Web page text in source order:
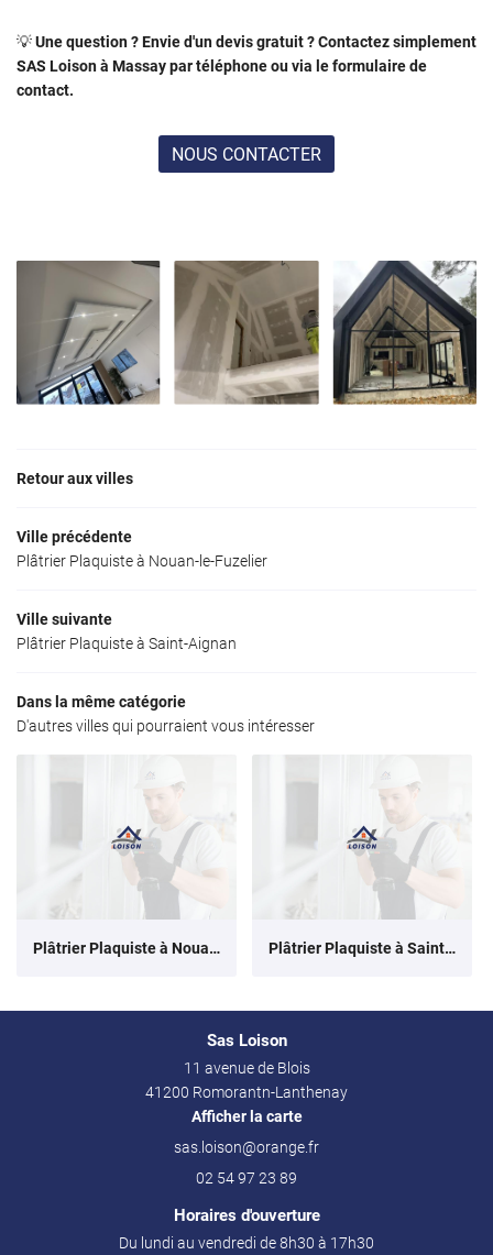
💡Une question ? Envie d'un devis gratuit ? Contactez simplement
SAS Loison à Massay par téléphone ou via le formulaire de
contact.
NOUS CONTACTER
Retour aux villes
Ville précédente
Plâtrier Plaquiste à Nouan-le-Fuzelier
Ville suivante
Plâtrier Plaquiste à Saint-Aignan
Dans la même catégorie
D'autres villes qui pourraient vous intéresser
Plâtrier Plaquiste à Nouan-le-Fuzelier Plâtrier Plaquiste à Saint-Romain-sur-Cher
Sas Loison
11 avenue de Blois
41200 Romorantn-Lanthenay
Afficher la carte
02 54 97 23 89
Horaires d'ouverture
Du lundi au vendredi de 8h30 à 17h30